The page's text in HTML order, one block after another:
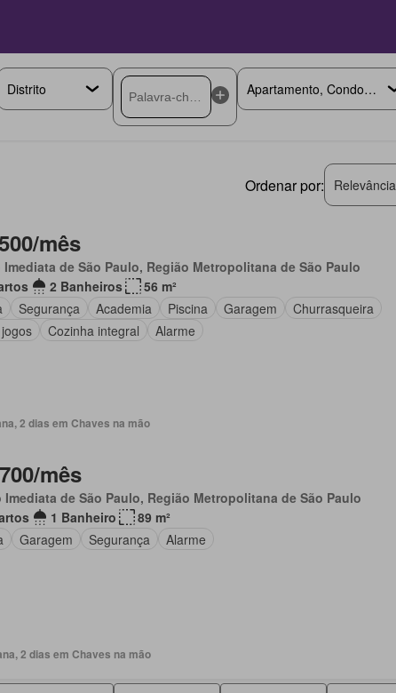
Ordenar por: Relevância
mês
Imediata de São Paulo, Região Metropolitana de São Paulo
2 Banheiros
56 m²
Segurança Academia Piscina Garagem
Churrasqueira
Cozinha integral Alarme
2 dias em Chaves na mão
mês
Imediata de São Paulo, Região Metropolitana de São Paulo
1 Banheiro
89 m²
Garagem Segurança Alarme
2 dias em Chaves na mão